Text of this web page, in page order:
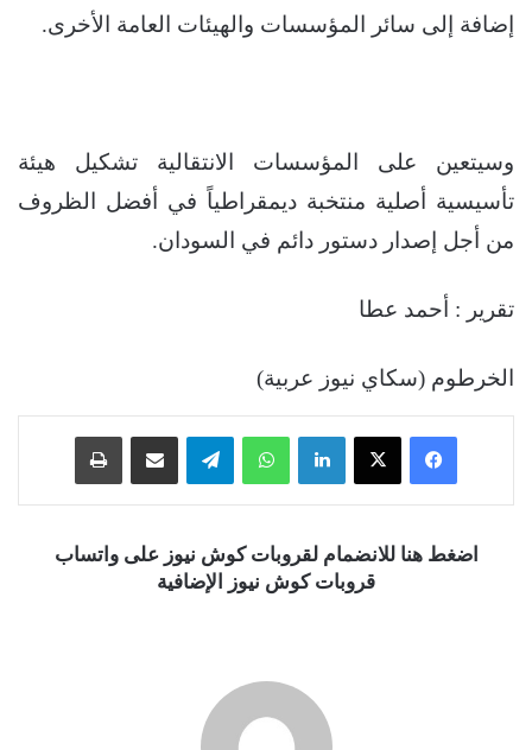
إضافة إلى سائر المؤسسات والهيئات العامة الأخرى.
وسيتعين على المؤسسات الانتقالية تشكيل هيئة
تأسيسية أصلية منتخبة ديمقراطياً في أفضل الظروف
من أجل إصدار دستور دائم في السودان.
تقرير : أحمد عطا
الخرطوم (سكاي نيوز عربية)
فيسبوك ‫X لينكدإن واتساب تيلقرام
اضغط هنا للانضمام لقروبات كوش نيوز على واتساب
قروبات كوش نيوز الإضافية